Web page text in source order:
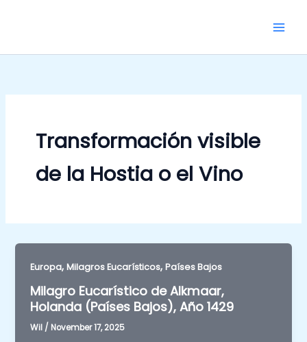
Transformación visible
de la Hostia o el Vino
Europa,Milagros Eucarísticos,Países Bajos
Milagro Eucarístico de Alkmaar,
Holanda (Países Bajos), Año 1429
Wil / November 17, 2025